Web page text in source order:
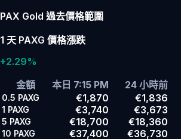
PAX Gold 過去價格範圍
1 天 PAXG 價格漲跌
+2.29%
金額
本日 7:15 PM 24 小時前
0.5 PAXG €1,870 €1,836
1 PAXG €3,740 €3,673
5 PAXG €18,700 €18,360
10 PAXG €37,400 €36,730